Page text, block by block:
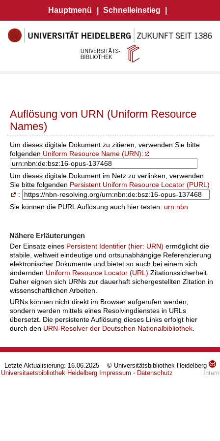
Hauptmenü Schnelleinstieg
Auflösung von URN (Uniform Resource
Names)
Um dieses digitale Dokument zu zitieren, verwenden Sie bitte
folgenden Uniform Resource Name (URN):
Um dieses digitale Dokument im Netz zu verlinken, verwenden
Sie bitte folgenden Persistent Uniform Resource Locator (PURL)
:
Sie können die PURL Auflösung auch hier testen: urn:nbn
Nähere Erläuterungen
Der Einsatz eines Persistent Identifier (hier: URN) ermöglicht die
stabile, weltweit eindeutige und ortsunabhängige Referenzierung
elektronischer Dokumente und bietet so auch bei einem sich
ändernden Uniform Resource Locator (URL) Zitationssicherheit.
Daher eignen sich URNs zur dauerhaft sichergestellten Zitation in
wissenschaftlichen Arbeiten.
URNs können nicht direkt im Browser aufgerufen werden,
sondern werden mittels eines Resolvingdienstes in URLs
übersetzt. Die persistente Auflösung dieses Links erfolgt hier
durch den URN-Resolver der Deutschen Nationalbibliothek
Letzte Aktualisierung: 16.06.2025 © Universitätsbibliothek Heidelberg
Universitaetsbibliothek Heidelberg Impressum ⋅ Datenschutz Intern